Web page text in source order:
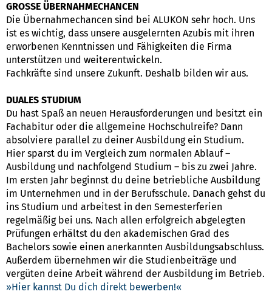
GROSSE ÜBERNAHMECHANCEN
Die Übernahmechancen sind bei ALUKON sehr hoch. Uns
ist es wichtig, dass unsere ausgelernten Azubis mit ihren
erworbenen Kenntnissen und Fähigkeiten die Firma
unterstützen und weiterentwickeln.
Fachkräfte sind unsere Zukunft. Deshalb bilden wir aus.
DUALES STUDIUM
Du hast Spaß an neuen Herausforderungen und besitzt ein
Fachabitur oder die allgemeine Hochschulreife? Dann
absolviere parallel zu deiner Ausbildung ein Studium.
Hier sparst du im Vergleich zum normalen Ablauf –
Ausbildung und nachfolgend Studium – bis zu zwei Jahre.
Im ersten Jahr beginnst du deine betriebliche Ausbildung
im Unternehmen und in der Berufsschule. Danach gehst du
ins Studium und arbeitest in den Semesterferien
regelmäßig bei uns. Nach allen erfolgreich abgelegten
Prüfungen erhältst du den akademischen Grad des
Bachelors sowie einen anerkannten Ausbildungsabschluss.
Außerdem übernehmen wir die Studienbeiträge und
vergüten deine Arbeit während der Ausbildung im Betrieb.
Hier kannst Du dich direkt bewerben!